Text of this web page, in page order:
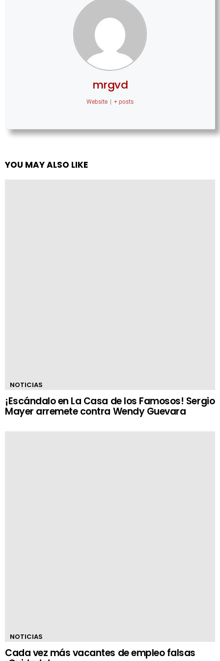
mrgvd
Website | + posts
YOU MAY ALSO LIKE
NOTICIAS
¡Escándalo en La Casa de los Famosos! Sergio
Mayer arremete contra Wendy Guevara
NOTICIAS
Cada vez más vacantes de empleo falsas